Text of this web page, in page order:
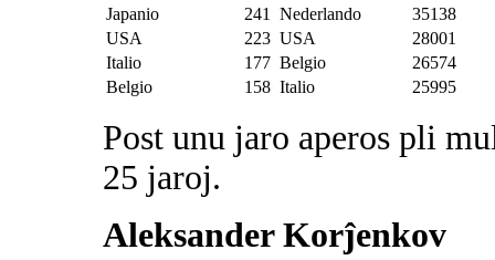
Japanio
241 Nederlando
35138
USA
223 USA
28001
Italio
177 Belgio
26574
Belgio
158 Italio 25995
Post unu jaro aperos pli
25 jaroj.
Aleksander Korĵenkov